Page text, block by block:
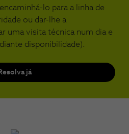
lo para a linha de
ou dar-lhe a
uma visita técnica num dia e
disponibilidade).
Resolva já